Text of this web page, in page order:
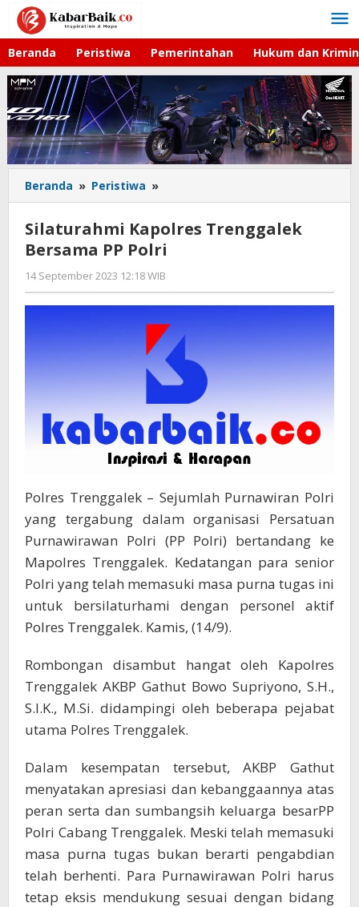
Lewati
konten
Beranda Peristiwa Pemerintahan Hukum dan
Beranda » Peristiwa »
Kapolres
Trenggalek
Bersama
PP
Polri
Silaturahmi Kapolres Trenggalek
Bersama PP Polri
14 September 2023 12:18 WIB
Kabar
Baik
Polres Trenggalek – Sejumlah Purnawiran Polri
yang tergabung dalam organisasi Persatuan
Purnawirawan Polri (PP Polri) bertandang ke
Mapolres Trenggalek. Kedatangan para senior
Polri yang telah memasuki masa purna tugas ini
untuk bersilaturhami dengan personel aktif
Polres Trenggalek. Kamis, (14/9).
Rombongan disambut hangat oleh Kapolres
Trenggalek AKBP Gathut Bowo Supriyono, S.H.,
S.I.K., M.Si. didampingi oleh beberapa pejabat
utama Polres Trenggalek.
Dalam kesempatan tersebut, AKBP Gathut
menyatakan apresiasi dan kebanggaannya atas
peran serta dan sumbangsih keluarga besarPP
Polri Cabang Trenggalek. Meski telah memasuki
masa purna tugas bukan berarti pengabdian
telah berhenti. Para Purnawirawan Polri harus
tetap eksis mendukung sesuai dengan bidang